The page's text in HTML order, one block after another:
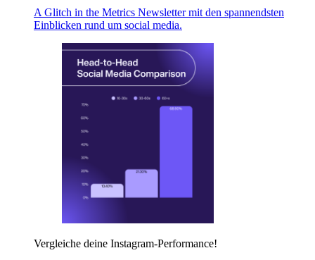
A Glitch in the Metrics Newsletter mit den spannendsten
Einblicken rund um social media.
Vergleiche deine Instagram-Performance!